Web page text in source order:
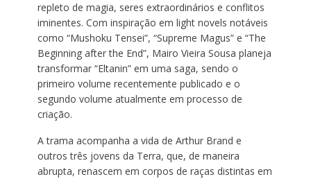
repleto de magia, seres extraordinários e conflitos
iminentes. Com inspiração em light novels notáveis
como “Mushoku Tensei”, “Supreme Magus” e “The
Beginning after the End”, Mairo Vieira Sousa planeja
transformar “Eltanin” em uma saga, sendo o
primeiro volume recentemente publicado e o
segundo volume atualmente em processo de
criação.
A trama acompanha a vida de Arthur Brand e
outros três jovens da Terra, que, de maneira
abrupta, renascem em corpos de raças distintas em